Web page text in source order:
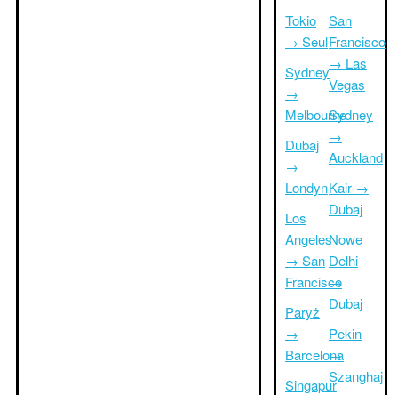
Tokio
→ Seul
Sydney
→
Melbourne
Dubaj
→
Londyn
Los
Angeles
→ San
Francisco
Paryż
→
Barcelona
Singapur
San
Francisco
→ Las
Vegas
Sydney
→
Auckland
Kair →
Dubaj
Nowe
Delhi
→
Dubaj
Pekin
→
Szanghaj